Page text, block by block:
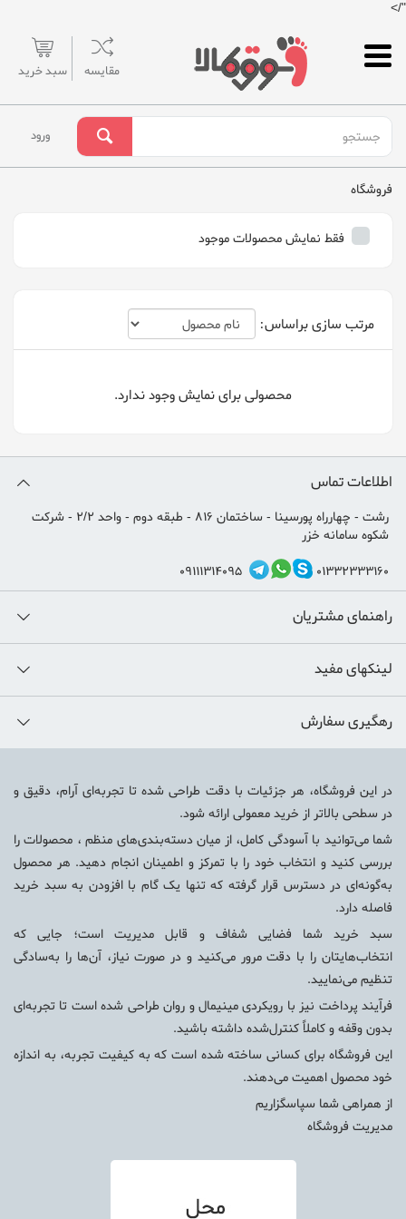
"/>
مقایسه سبد خرید
ورود
فروشگاه
فقط نمایش محصولات موجود
مرتب سازی براساس:
محصولی برای نمایش وجود ندارد.
اطلاعات تماس
رشت - چهارراه پورسینا - ساختمان 816 - طبقه دوم - واحد 2/2 - شرکت
شکوه سامانه خزر
01332333160
09111314095
راهنمای مشتریان
لینکهای مفید
رهگیری سفارش
در این فروشگاه، هر جزئیات با دقت طراحی شده تا تجربه‌ای آرام، دقیق و
در سطحی بالاتر از خرید معمولی ارائه شود.
شما می‌توانید با آسودگی کامل، از میان دسته‌بندی‌های منظم ، محصولات را
بررسی کنید و انتخاب خود را با تمرکز و اطمینان انجام دهید. هر محصول
به‌گونه‌ای در دسترس قرار گرفته که تنها یک گام با افزودن به سبد خرید
فاصله دارد.
سبد خرید شما فضایی شفاف و قابل مدیریت است؛ جایی که
انتخاب‌هایتان را با دقت مرور می‌کنید و در صورت نیاز، آن‌ها را به‌سادگی
تنظیم می‌نمایید.
فرآیند پرداخت نیز با رویکردی مینیمال و روان طراحی شده است تا تجربه‌ای
بدون وقفه و کاملاً کنترل‌شده داشته باشید.
این فروشگاه برای کسانی ساخته شده است که به کیفیت تجربه، به اندازه
خود محصول اهمیت می‌دهند.
از همراهی شما سپاسگزاریم
مدیریت فروشگاه